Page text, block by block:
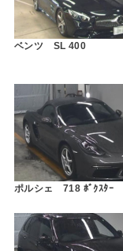
ベンツ SL 400
ポルシェ 718 ﾎﾞｸｽﾀｰ